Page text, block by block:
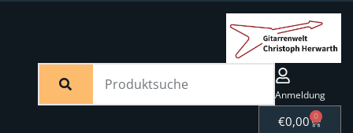
Anmeldung
€0,00 0